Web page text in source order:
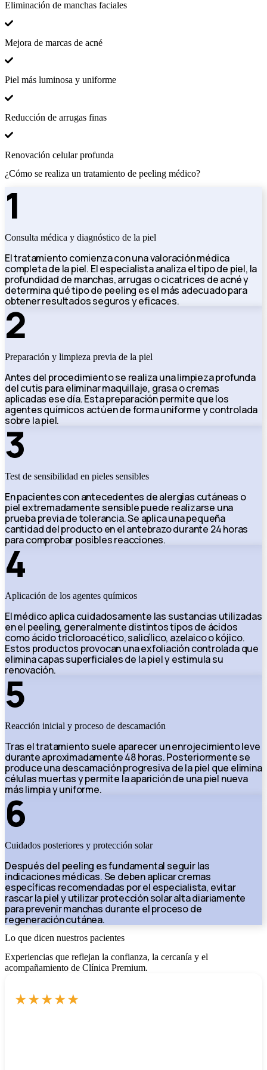
Eliminación de manchas faciales
Mejora de marcas de acné
Piel más luminosa y uniforme
Reducción de arrugas finas
Renovación celular profunda
¿Cómo se realiza un tratamiento de peeling médico?
1
Consulta médica y diagnóstico de la piel
El tratamiento comienza con una valoración médica
completa de la piel. El especialista analiza el tipo de piel, la
profundidad de manchas, arrugas o cicatrices de acné y
determina qué tipo de peeling es el más adecuado para
obtener resultados seguros y eficaces.
2
Preparación y limpieza previa de la piel
Antes del procedimiento se realiza una limpieza profunda
del cutis para eliminar maquillaje, grasa o cremas
aplicadas ese día. Esta preparación permite que los
agentes químicos actúen de forma uniforme y controlada
sobre la piel.
3
Test de sensibilidad en pieles sensibles
En pacientes con antecedentes de alergias cutáneas o
piel extremadamente sensible puede realizarse una
prueba previa de tolerancia. Se aplica una pequeña
cantidad del producto en el antebrazo durante 24 horas
para comprobar posibles reacciones.
4
Aplicación de los agentes químicos
El médico aplica cuidadosamente las sustancias utilizadas
en el peeling, generalmente distintos tipos de ácidos
como ácido tricloroacético, salicílico, azelaico o kójico.
Estos productos provocan una exfoliación controlada que
elimina capas superficiales de la piel y estimula su
renovación.
5
Reacción inicial y proceso de descamación
Tras el tratamiento suele aparecer un enrojecimiento leve
durante aproximadamente 48 horas. Posteriormente se
produce una descamación progresiva de la piel que elimina
células muertas y permite la aparición de una piel nueva
más limpia y uniforme.
6
Cuidados posteriores y protección solar
Después del peeling es fundamental seguir las
indicaciones médicas. Se deben aplicar cremas
específicas recomendadas por el especialista, evitar
rascar la piel y utilizar protección solar alta diariamente
para prevenir manchas durante el proceso de
regeneración cutánea.
Lo que dicen nuestros pacientes
Experiencias que reflejan la confianza, la cercanía y el
acompañamiento de Clínica Premium.
★★★★★